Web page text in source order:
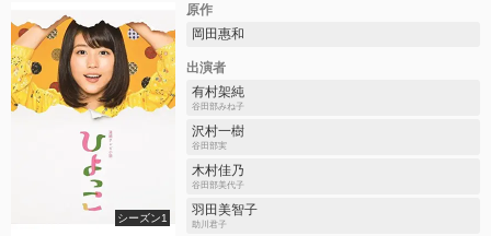
シーズン1
原作
岡田惠和
出演者
有村架純
谷田部みね子
沢村一樹
谷田部実
木村佳乃
谷田部美代子
羽田美智子
助川君子